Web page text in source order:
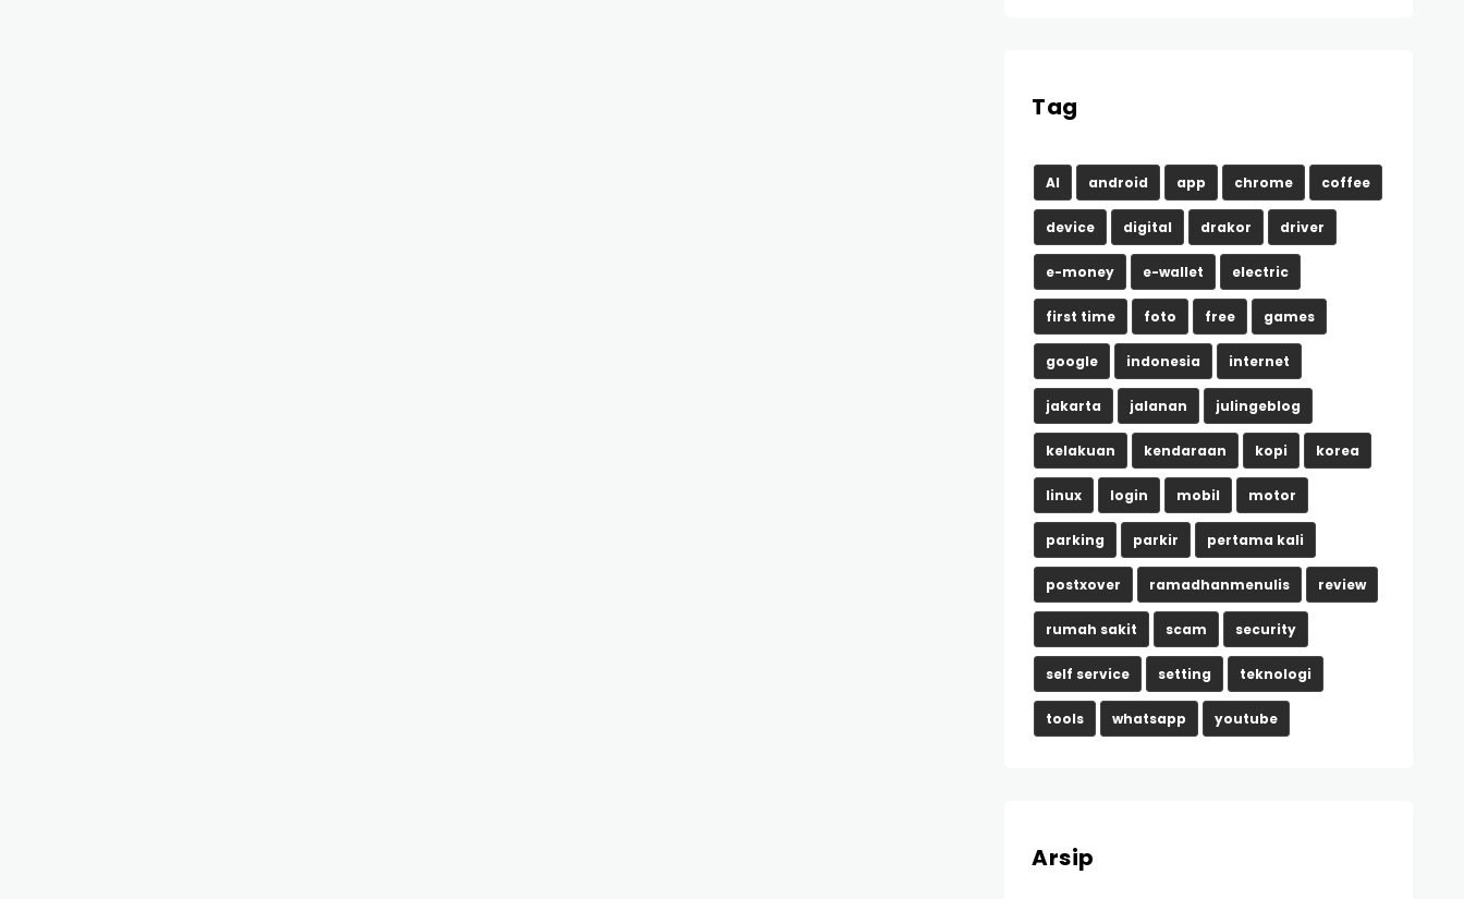
Tag
AI android app chrome coffee
device digital drakor driver
e-money e-wallet electric
first time foto free games
google indonesia internet
jakarta jalanan julingeblog
kelakuan kendaraan kopi korea
linux login mobil motor
parking parkir pertama kali
postxover ramadhanmenulis review
rumah sakit scam security
self service setting teknologi
tools whatsapp youtube
Arsip